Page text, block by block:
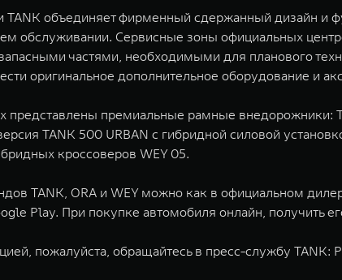
TANK объединяет фирменный сдержанный дизайн и
обслуживании. Сервисные зоны официальных
частями, необходимыми для планового
оригинальное дополнительное оборудование и
представлены премиальные рамные внедорожники:
TANK 500 URBAN с гибридной силовой
кроссоверов WEY 05.
TANK, ORA и WEY можно как в официальном
Play. При покупке автомобиля онлайн, получить
пожалуйста, обращайтесь в пресс-службу TANK: